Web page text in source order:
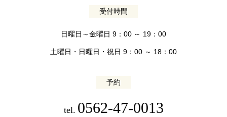
受付時間
日曜日～金曜日 9：00 ～ 19：00
土曜日・日曜日・祝日 9：00 ～ 18：00
予約
tel. 0562-47-0013